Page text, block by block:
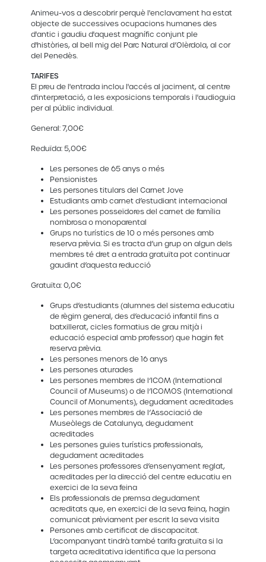
Animeu-vos a descobrir perquè l'enclavament ha estat
objecte de successives ocupacions humanes des
d'antic i gaudiu d'aquest magnífic conjunt ple
d'històries, al bell mig del Parc Natural d’Olèrdola, al cor
del Penedès.
TARIFES
El preu de l'entrada inclou l'accés al jaciment, al centre
d'interpretació, a les exposicions temporals i l'audioguia
per al públic individual.
General: 7,00€
Reduïda: 5,00€
Les persones de 65 anys o més
Pensionistes
Les persones titulars del Carnet Jove
Estudiants amb carnet d’estudiant internacional
Les persones posseïdores del carnet de família
nombrosa o monoparental
Grups no turístics de 10 o més persones amb
reserva prèvia. Si es tracta d’un grup on algun dels
membres té dret a entrada gratuïta pot continuar
gaudint d’aquesta reducció
Gratuïta: 0,0€
Grups d’estudiants (alumnes del sistema educatiu
de règim general, des d’educació infantil fins a
batxillerat, cicles formatius de grau mitjà i
educació especial amb professor) que hagin fet
reserva prèvia.
Les persones menors de 16 anys
Les persones aturades
Les persones membres de l’ICOM (International
Council of Museums) o de l’ICOMOS (International
Council of Monuments), degudament acreditades
Les persones membres de l’Associació de
Museòlegs de Catalunya, degudament
acreditades
Les persones guies turístics professionals,
degudament acreditades
Les persones professores d’ensenyament reglat,
acreditades per la direcció del centre educatiu en
exercici de la seva feina
Els professionals de premsa degudament
acreditats que, en exercici de la seva feina, hagin
comunicat prèviament per escrit la seva visita
Persones amb certificat de discapacitat.
L’acompanyant tindrà també tarifa gratuïta si la
targeta acreditativa identifica que la persona